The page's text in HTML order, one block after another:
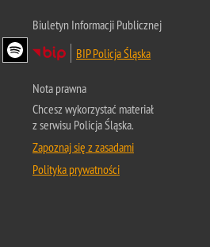
Biuletyn Informacji Publicznej
BIP Policja Śląska
Nota prawna
Chcesz wykorzystać materiał
z serwisu Policja Śląska.
Zapoznaj się z zasadami
Polityka prywatności